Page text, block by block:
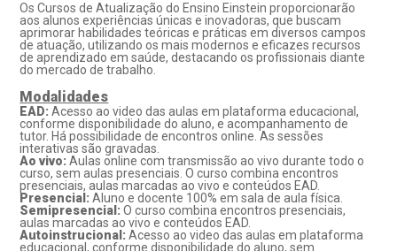
Os Cursos de Atualização do Ensino Einstein proporcionarão
aos alunos experiências únicas e inovadoras, que buscam
aprimorar habilidades teóricas e práticas em diversos campos
de atuação, utilizando os mais modernos e eficazes recursos
de aprendizado em saúde, destacando os profissionais diante
do mercado de trabalho.
Modalidades
EAD:Acesso ao video das aulas em plataforma educacional,
conforme disponibilidade do aluno, e acompanhamento de
tutor. Há possibilidade de encontros online. As sessões
interativas são gravadas.
Ao vivo: Aulas online com transmissão ao vivo durante todo o
curso, sem aulas presenciais. O curso combina encontros
presenciais, aulas marcadas ao vivo e conteúdos EAD.
Presencial:Aluno e docente 100% em sala de aula física.
Semipresencial:O curso combina encontros presenciais,
aulas marcadas ao vivo e conteúdos EAD.
Autoinstrucional:Acesso ao video das aulas em plataforma
educacional, conforme disponibilidade do aluno, sem